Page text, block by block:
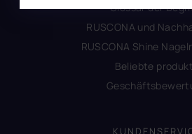
Glossar der
RUSCONA und
RUSCONA Shine
Beliebte